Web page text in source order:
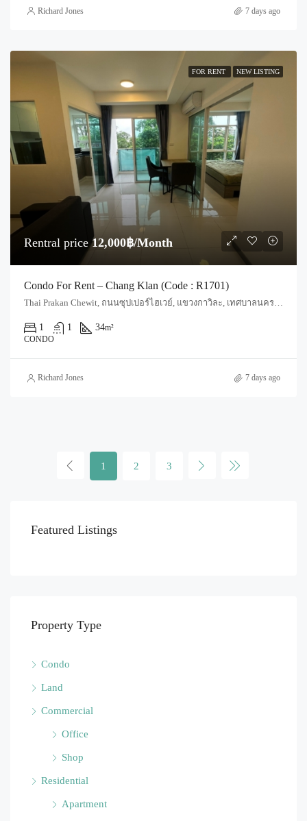
Richard Jones 7 days ago
FOR RENT NEW LISTING
Rentral price12,000฿/Month
Condo For Rent – Chang Klan (Code : R1701)
Thai Prakan Chewit, ถนนซุปเปอร์ไฮเวย์, แขวงกาวิละ, เทศบาลนครเชียงใหม่, ฟ้าฮ่าม, อำเภอเมืองเชียงใหม่, จังหวัดเชียงใหม่, 55520, ประเทศไทย, Chiang Mai, Mueang Chiang Mai, Chang Khlan
1 1 34m²
CONDO
Richard Jones 7 days ago
1 2 3
Featured Listings
Property Type
Condo
Land
Commercial
Office
Shop
Residential
Apartment